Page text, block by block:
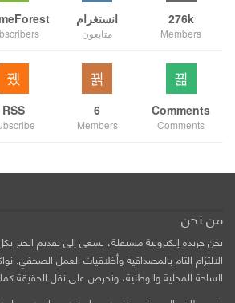
276k
Members
انستغرام
متابعون
Comments
Comments
6
Members
RSS
من نحن
نحن جريدة إلكترونية مستقلة، نسعى إلى تقديم الخبر
الالتزام التام بالمصداقية وأخلاقيات العمل
الساحة المحلية والوطنية، ونحرص على نقل الحقيقة